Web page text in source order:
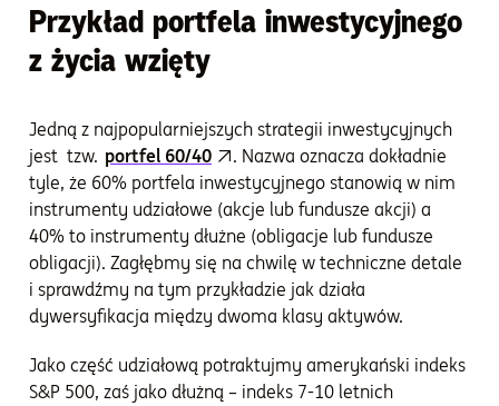
Przykład portfela inwestycyjnego
z życia wzięty
Jedną z najpopularniejszych strategii inwestycyjnych
jest tzw. portfel 60/40
. Nazwa oznacza dokładnie
tyle, że 60% portfela inwestycyjnego stanowią w nim
instrumenty udziałowe (akcje lub fundusze akcji) a
40% to instrumenty dłużne (obligacje lub fundusze
obligacji). Zagłębmy się na chwilę w techniczne detale
i sprawdźmy na tym przykładzie jak działa
dywersyfikacja między dwoma klasy aktywów.
Jako część udziałową potraktujmy amerykański indeks
S&P 500, zaś jako dłużną – indeks 7-10 letnich